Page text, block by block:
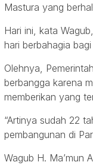
Mastura yang
Hari ini, kata
hari berbahagia
Olehnya,
berbangga karena
memberikan yang
“Artinya sudah 22
pembangunan di
Wagub H. Ma’mun